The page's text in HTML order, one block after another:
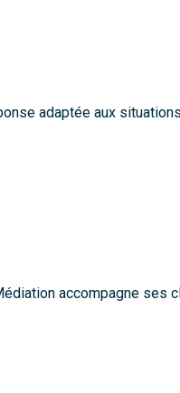
adaptée aux
accompagne ses